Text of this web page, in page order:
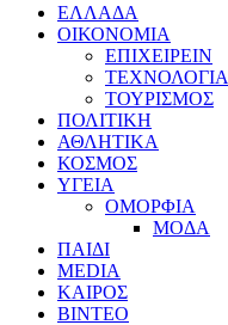
ΕΛΛΑΔΑ
ΟΙΚΟΝΟΜΙΑ
ΕΠΙΧΕΙΡΕΙΝ
ΤΕΧΝΟΛΟΓΙΑ
ΤΟΥΡΙΣΜΟΣ
ΠΟΛΙΤΙΚΗ
ΑΘΛΗΤΙΚΑ
ΚΟΣΜΟΣ
ΥΓΕΙΑ
ΟΜΟΡΦΙΑ
ΜΟΔΑ
ΠΑΙΔΙ
MEDIA
ΚΑΙΡΟΣ
ΒΙΝΤΕΟ